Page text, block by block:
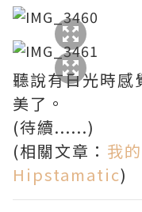
聽說有日光時感
美了。
(待續......)
(相關文章： 我
Hipstamatic)